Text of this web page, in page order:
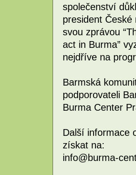
společenství
president České
svou zprávou
act in Burma”
nejdříve na
Barmská
podporovateli
Burma Center
Další informace
získat na:
info@burma-